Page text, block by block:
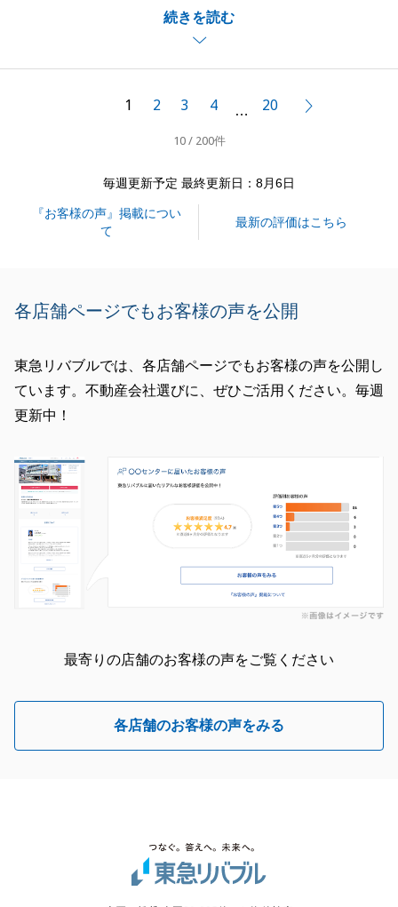
続きを読む
とができ大変嬉しく思います。
販売期間中は毎月のオンラインでの打合せにご対応を
いただき大変感謝しております。
また、5社様との検討の結果当社にお任せいただき人
Ｓ様、Ｆ様のお言葉を励みに引き続き営業活動に尽力
してまいります。
引き続き不動産のことでお困りごと等があった際には
閉じる
1 2 3 4 … 20
10 / 200件
毎週更新予定 最終更新日：8月6日
『お客様の声』掲載につい
て
最新の評価はこちら
各店舗ページでもお客様の声を公開
東急リバブルでは、各店舗ページでもお客様の声を公開し
ています。不動産会社選びに、ぜひご活用ください。毎週
更新中！
最寄りの店舗のお客様の声をご覧ください
各店舗のお客様の声をみる